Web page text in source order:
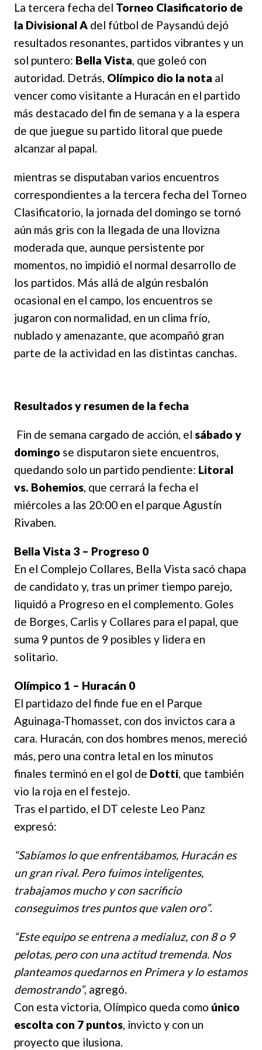
La tercera fecha del Torneo Clasificatorio de
la Divisional A del fútbol de Paysandú dejó
resultados resonantes, partidos vibrantes y un
sol puntero: Bella Vista, que goleó con
autoridad. Detrás, Olímpico dio la nota al
vencer como visitante a Huracán en el partido
más destacado del fin de semana y a la espera
de que juegue su partido litoral que puede
alcanzar al papal.
mientras se disputaban varios encuentros
correspondientes a la tercera fecha del Torneo
Clasificatorio, la jornada del domingo se tornó
aún más gris con la llegada de una llovizna
moderada que, aunque persistente por
momentos, no impidió el normal desarrollo de
los partidos. Más allá de algún resbalón
ocasional en el campo, los encuentros se
jugaron con normalidad, en un clima frío,
nublado y amenazante, que acompañó gran
parte de la actividad en las distintas canchas.
Resultados y resumen de la fecha
Fin de semana cargado de acción, el sábado y
domingo se disputaron siete encuentros,
quedando solo un partido pendiente: Litoral
vs. Bohemios, que cerrará la fecha el
miércoles a las 20:00 en el parque Agustín
Rivaben.
Bella Vista 3 – Progreso 0
En el Complejo Collares, Bella Vista sacó chapa
de candidato y, tras un primer tiempo parejo,
liquidó a Progreso en el complemento. Goles
de Borges, Carlis y Collares para el papal, que
suma 9 puntos de 9 posibles y lidera en
solitario.
Olímpico 1 – Huracán 0
El partidazo del finde fue en el Parque
Aguinaga-Thomasset, con dos invictos cara a
cara. Huracán, con dos hombres menos, mereció
más, pero una contra letal en los minutos
finales terminó en el gol de Dotti, que también
vio la roja en el festejo.
Tras el partido, el DT celeste Leo Panz
expresó:
“Sabíamos lo que enfrentábamos, Huracán es
un gran rival. Pero fuimos inteligentes,
trabajamos mucho y con sacrificio
conseguimos tres puntos que valen oro”.
“Este equipo se entrena a medialuz, con 8 o 9
pelotas, pero con una actitud tremenda. Nos
planteamos quedarnos en Primera y lo estamos
demostrando”, agregó.
Con esta victoria, Olímpico queda como único
escolta con 7 puntos, invicto y con un
proyecto que ilusiona.